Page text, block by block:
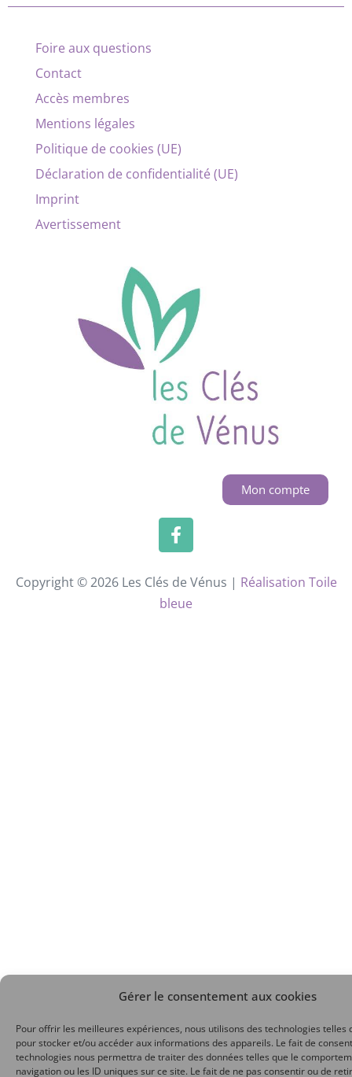
Gérer le consentement aux cookies
Pour offrir les meilleures expériences, nous utilisons des technologies telles
pour stocker et/ou accéder aux informations des appareils. Le fait de
technologies nous permettra de traiter des données telles que le
navigation ou les ID uniques sur ce site. Le fait de ne pas consentir ou de
Foire aux questions
Contact
Accès membres
Mentions légales
Politique de cookies (UE)
Déclaration de confidentialité (UE)
Imprint
Avertissement
Mon compte
Copyright © 2026 Les Clés de Vénus | Réalisation Toile
bleue